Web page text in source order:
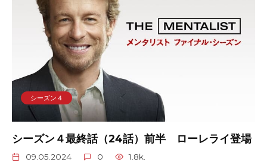
シーズン４
シーズン４最終話（24話）前半 ローレライ登場
09.05.2024 0 1.8k.